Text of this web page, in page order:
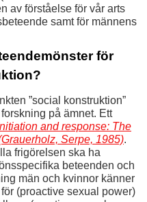
av förståelse för vår arts
samt för männens
för
”social konstruktion”
på ämnet. Ett
and response: The
Serpe, 1985).
frigörelsen ska ha
beteenden och
män och kvinnor känner
(proactive sexual power)